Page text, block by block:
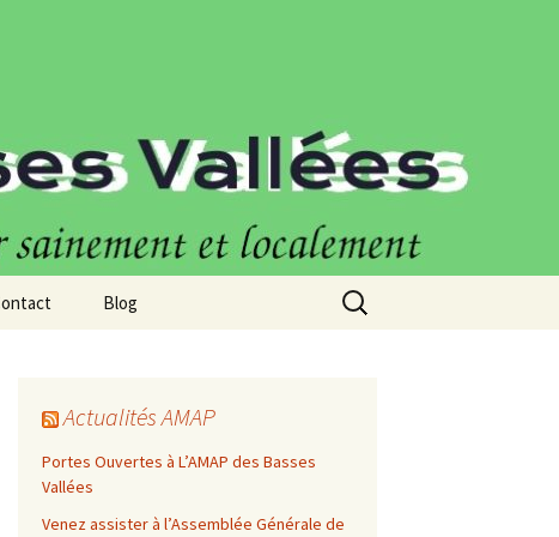
Blog
Consommateurs
Producteurs
Recettes Dessert
Rechercher :
Actualités AMAP
Portes Ouvertes à L’AMAP des Basses
Vallées
Venez assister à l’Assemblée Générale de